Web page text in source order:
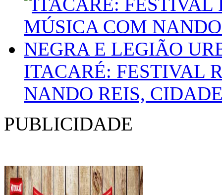
ITACARÉ: FESTIVAL
NANDO REIS,
PUBLICIDADE